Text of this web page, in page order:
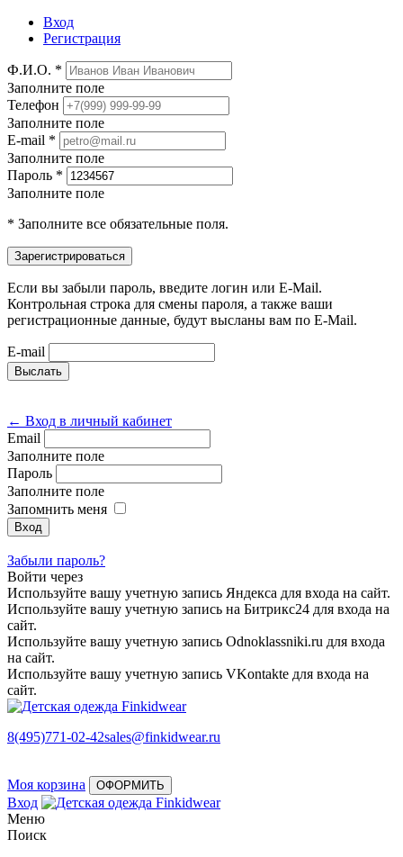
Вход
Регистрация
Ф.И.О. *
Заполните поле
Телефон
Заполните поле
E-mail *
Заполните поле
Пароль *
Заполните поле
* Заполните все обязательные поля.
Если вы забыли пароль, введите логин или E-Mail.
Контрольная строка для смены пароля, а также ваши
регистрационные данные, будут высланы вам по E-Mail.
E-mail
← Вход в личный кабинет
Email
Заполните поле
Пароль
Заполните поле
Запомнить меня
Забыли пароль?
Войти через
Используйте вашу учетную запись Яндекса для входа на сайт.
Используйте вашу учетную запись на Битрикс24 для входа на
сайт.
Используйте вашу учетную запись Odnoklassniki.ru для входа
на сайт.
Используйте вашу учетную запись VKontakte для входа на
сайт.
8(495)771-02-42sales@finkidwear.ru
Моя корзина ОФОРМИТЬ
Вход
Меню
Поиск